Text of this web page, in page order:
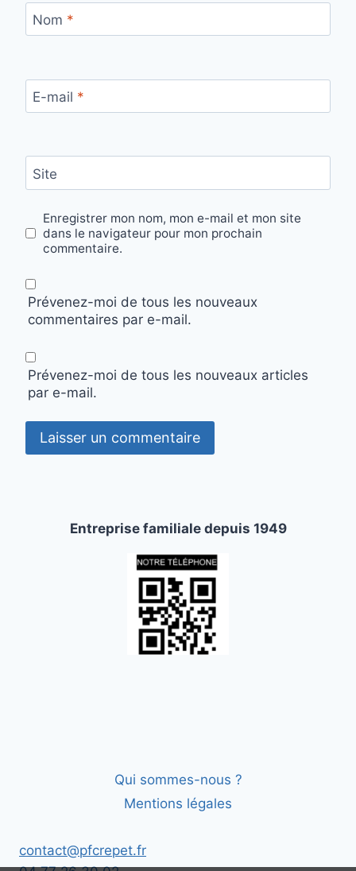
Nom *
E-mail *
Site
Enregistrer mon nom, mon e-mail et mon site
dans le navigateur pour mon prochain
commentaire.
Prévenez-moi de tous les nouveaux
commentaires par e-mail.
Prévenez-moi de tous les nouveaux articles
par e-mail.
Entreprise familiale depuis 1949
Qui sommes-nous ?
Mentions légales
contact@pfcrepet.fr